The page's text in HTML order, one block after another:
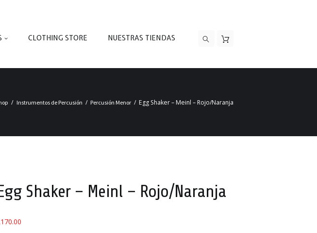
CLOTHING STORE NUESTRAS TIENDAS
Instrumentos de Percusión Percusión Menor Egg Shaker – Meinl – Rojo/Naranja
Shaker – Meinl – Rojo/Naranja
170.00